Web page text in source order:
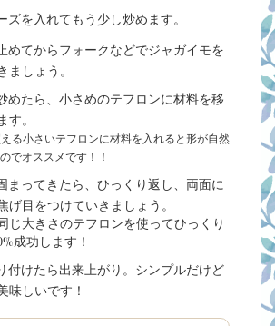
ズを入れてもう少し炒めます。
めてからフォークなどでジャガイモを
ましょう。
めたら、小さめのテフロンに材料を移
す。
る小さいテフロンに材料を入れると形が自然
でオススメです！！
まってきたら、ひっくり返し、両面に
げ目をつけていきましょう。
じ大きさのテフロンを使ってひっくり
成功します！
付けたら出来上がり。シンプルだけど
味しいです！